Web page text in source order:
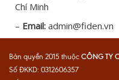
Chí Minh
– Email: admin@fiden.vn
Bản quyền 2015 thuộc CÔNG TY
Số ĐKKD: 0312606357